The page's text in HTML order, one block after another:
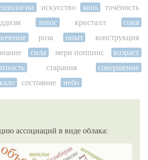
искусство конь
точёность
лотос кристалл
соня
роза опыт
конструкция
сила мери поппинс
возраст
старания
совершение
состояние небо
ассоциаций в виде облака: